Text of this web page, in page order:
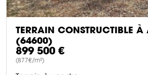
TERRAIN CONSTRUCTIBLE À
(64600)
899 500 €
(877€/m²)